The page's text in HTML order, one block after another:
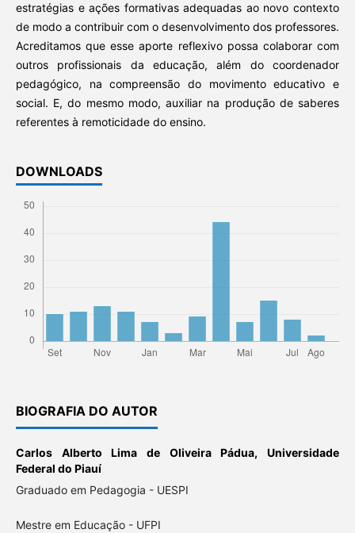
estratégias e ações formativas adequadas ao novo contexto
de modo a contribuir com o desenvolvimento dos professores.
Acreditamos que esse aporte reflexivo possa colaborar com
outros profissionais da educação, além do coordenador
pedagógico, na compreensão do movimento educativo e
social. E, do mesmo modo, auxiliar na produção de saberes
referentes à remoticidade do ensino.
DOWNLOADS
BIOGRAFIA DO AUTOR
Carlos Alberto Lima de Oliveira Pádua,Universidade
Federal do Piauí
Graduado em Pedagogia - UESPI
Mestre em Educação - UFPI